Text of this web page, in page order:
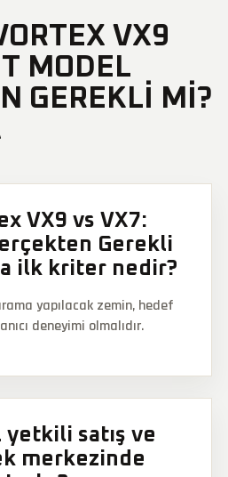
VX9
MODEL
GEREKLI MI?
VX9 vs VX7:
Gerekli
ilk kriter nedir?
yapılacak zemin, hedef
deneyimi olmalıdır.
yetkili satış ve
merkezinde